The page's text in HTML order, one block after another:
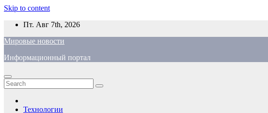
Skip to content
Пт. Авг 7th, 2026
Мировые новости
Информационный портал
Технологии